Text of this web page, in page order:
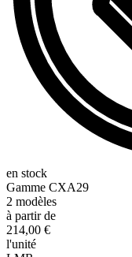
en stock
Gamme CXA29
2 modèles
à partir de
214,00 €
l'unité